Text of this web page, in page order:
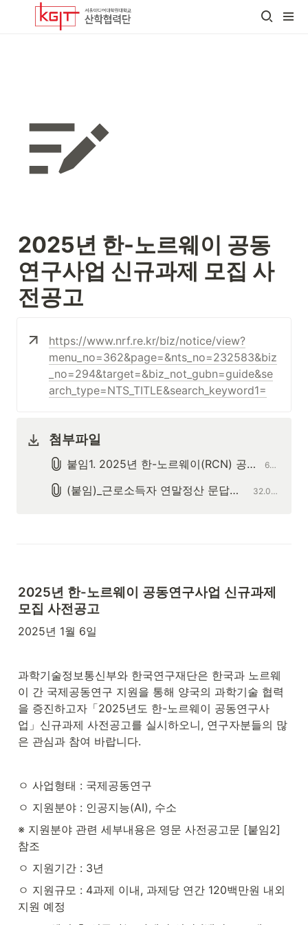
2025년 한-노르웨이 공동
연구사업 신규과제 모집 사
전공고
https://www.nrf.re.kr/biz/notice/view?
menu_no=362&page=&nts_no=232583&biz
_no=294&target=&biz_not_gubn=guide&se
arch_type=NTS_TITLE&search_keyword1=
첨부파일
붙임1. 2025년 한-노르웨이(RCN) 공동연구사업 신규과제 사전공고문.hwp 60.5KB
(붙임)_근로소득자 연말정산 문답지.hwp 32.0KB
2025년 한-노르웨이 공동연구사업 신규과제
모집 사전공고
2025년 1월 6일
과학기술정보통신부와 한국연구재단은 한국과 노르웨
이 간 국제공동연구 지원을 통해 양국의 과학기술 협력
을 증진하고자「2025년도 한-노르웨이 공동연구사
업」신규과제 사전공고를 실시하오니, 연구자분들의 많
은 관심과 참여 바랍니다.
ㅇ 사업형태 : 국제공동연구
ㅇ 지원분야 : 인공지능(AI), 수소
※ 지원분야 관련 세부내용은 영문 사전공고문 [붙임2]
참조
ㅇ 지원기간 : 3년
ㅇ 지원규모 : 4과제 이내, 과제당 연간 120백만원 내외
지원 예정